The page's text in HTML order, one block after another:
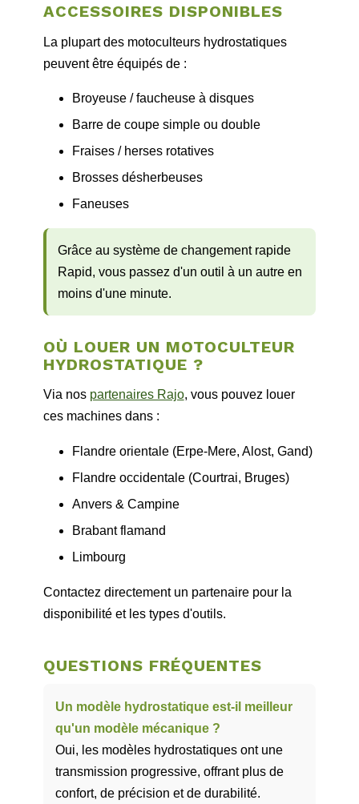
ACCESSOIRES DISPONIBLES
La plupart des motoculteurs hydrostatiques
peuvent être équipés de :
Broyeuse / faucheuse à disques
Barre de coupe simple ou double
Fraises / herses rotatives
Brosses désherbeuses
Faneuses
Grâce au système de changement rapide
Rapid, vous passez d'un outil à un autre en
moins d'une minute.
OÙ LOUER UN MOTOCULTEUR
HYDROSTATIQUE ?
Via nos partenaires Rajo, vous pouvez louer
ces machines dans :
Flandre orientale (Erpe‑Mere, Alost, Gand)
Flandre occidentale (Courtrai, Bruges)
Anvers & Campine
Brabant flamand
Limbourg
Contactez directement un partenaire pour la
disponibilité et les types d'outils.
QUESTIONS FRÉQUENTES
Un modèle hydrostatique est‑il meilleur
qu'un modèle mécanique ?
Oui, les modèles hydrostatiques ont une
transmission progressive, offrant plus de
confort, de précision et de durabilité.